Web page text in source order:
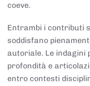
coeve.
Entrambi i contributi
soddisfano
autoriale. Le indagini
profondità e
entro contesti